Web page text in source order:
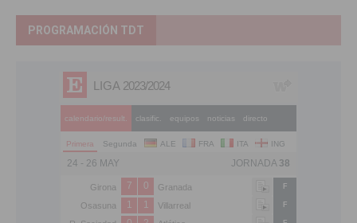
PROGRAMACIÓN TDT